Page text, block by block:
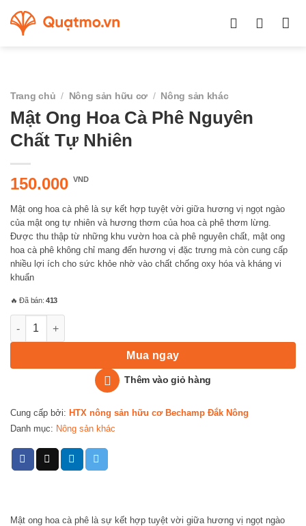
đến
Trang chủ / Nông sản hữu cơ / Nông sản khác
Mật Ong Hoa Cà Phê Nguyên
Chất Tự Nhiên
150.000 VND
Mật ong hoa cà phê là sự kết hợp tuyệt vời giữa hương vị ngọt ngào
của mật ong tự nhiên và hương thơm của hoa cà phê thơm lừng.
Được thu thập từ những khu vườn hoa cà phê nguyên chất, mật ong
hoa cà phê không chỉ mang đến hương vị đặc trưng mà còn cung cấp
nhiều lợi ích cho sức khỏe nhờ vào chất chống oxy hóa và kháng vi
khuẩn
🔥 Đã bán: 413
Mật Ong Hoa Cà Phê Nguyên Chất Tự Nhiên số lượng
Mua ngay
Thêm vào giỏ hàng
Cung cấp bởi: HTX nông sản hữu cơ Bechamp Đắk Nông
Danh mục: Nông sản khác
Mật ong hoa cà phê là sự kết hợp tuyệt vời giữa hương vị ngọt ngào